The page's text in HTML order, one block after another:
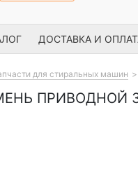
ДОСТАВКА И
для стиральных машин
ПРИВОДНОЙ